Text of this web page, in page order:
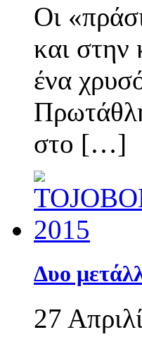
Οι
και στην
ένα
στο […]
Δυο
27